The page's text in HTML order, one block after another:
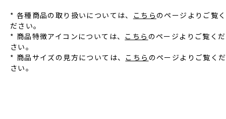
* 各種商品の取り扱いについては、 こちら のページよりご覧く
ださい。
* 商品特徴アイコンについては、 こちら のページよりご覧くだ
さい。
* 商品サイズの見方については、 こちら のページよりご覧くだ
さい。